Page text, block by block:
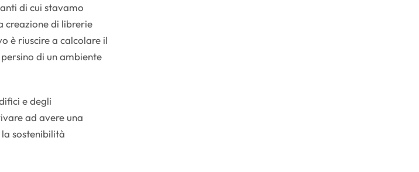
di cui stavamo
creazione di librerie
è riuscire a calcolare il
di un ambiente
e degli
ad avere una
sostenibilità